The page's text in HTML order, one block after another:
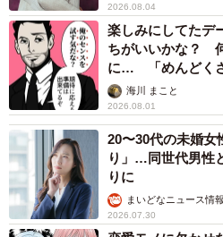
【男性】元恋人とよりを戻したいですか
2026.08.04
楽しみにしてた
ちがいいかな？
に… 「めんどく
る寂しさ【漫画】
海川 まこと
2026.08.01
20〜30代の未婚女
り」…同世代男性
りに
まいどなニュース情
2026.07.30